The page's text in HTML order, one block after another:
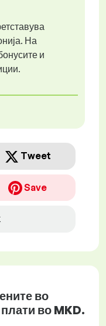
На
и
Tweet
Save
во
во MKD.